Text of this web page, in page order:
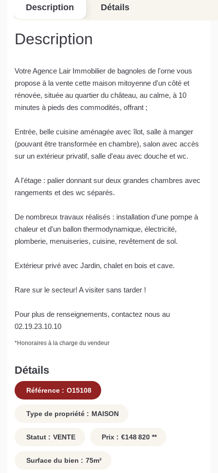
Description Détails
Description
Votre Agence Lair Immobilier de bagnoles de l'orne vous
propose à la vente cette maison mitoyenne d'un côté et
rénovée, située au quartier du château, au calme, à 10
minutes à pieds des commodités, offrant ;
Entrée, belle cuisine aménagée avec îlot, salle à manger
(pouvant être transformée en chambre), salon avec accès
sur un extérieur privatif, salle d'eau avec douche et wc.
A l'étage : palier donnant sur deux grandes chambres avec
rangements et des wc séparés.
De nombreux travaux réalisés : installation d'une pompe à
chaleur et d'un ballon thermodynamique, électricité,
plomberie, menuiseries, cuisine, revêtement de sol.
Extérieur privé avec Jardin, chalet en bois et cave.
Rare sur le secteur! A visiter sans tarder !
Pour plus de renseignements, contactez nous au
02.19.23.10.10
*Honoraires à la charge du vendeur
Détails
Référence : O15108
Type de propriété : MAISON
Statut : VENTE Prix : €148 820 **
Surface du bien : 75m²